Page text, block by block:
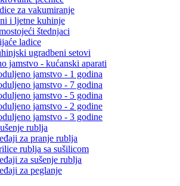
za vakumiranje
i ljetne kuhinje
štednjaci
ladice
ugradbeni setovi
jamstvo - kućanski aparati
jamstvo - 1 godina
jamstvo - 7 godina
jamstvo - 5 godina
jamstvo - 2 godine
jamstvo - 3 godine
rublja
za pranje rublja
rublja sa sušilicom
za sušenje rublja
za peglanje